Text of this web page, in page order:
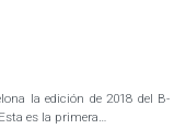
la edición de 2018 del B-
es la primera…